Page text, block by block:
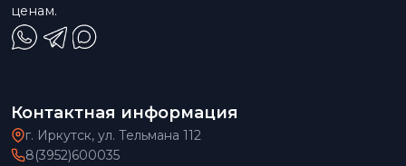
ценам.
Контактная информация
г. Иркутск, ул. Тельмана 112
8(3952)600035